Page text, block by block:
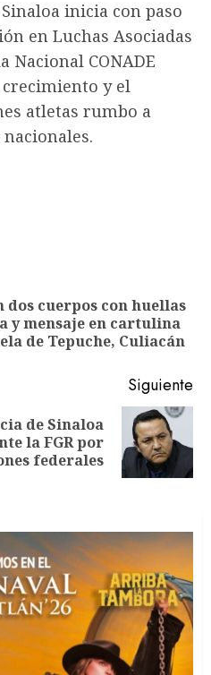
inicia con paso
en Luchas Asociadas
Nacional CONADE
crecimiento y el
atletas rumbo a
dos cuerpos con huellas
y mensaje en cartulina
de Tepuche, Culiacán
Siguiente
de Sinaloa
la FGR por
federales